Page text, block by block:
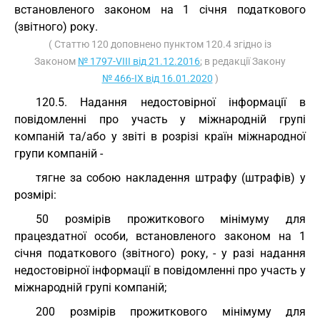
встановленого законом на 1 січня податкового
(звітного) року.
( Статтю 120 доповнено пунктом 120.4 згідно із
Законом № 1797-VIII від 21.12.2016; в редакції Закону
№ 466-IX від 16.01.2020 )
120.5. Надання недостовірної інформації в
повідомленні про участь у міжнародній групі
компаній та/або у звіті в розрізі країн міжнародної
групи компаній -
тягне за собою накладення штрафу (штрафів) у
розмірі:
50 розмірів прожиткового мінімуму для
працездатної особи, встановленого законом на 1
січня податкового (звітного) року, - у разі надання
недостовірної інформації в повідомленні про участь у
міжнародній групі компаній;
200 розмірів прожиткового мінімуму для